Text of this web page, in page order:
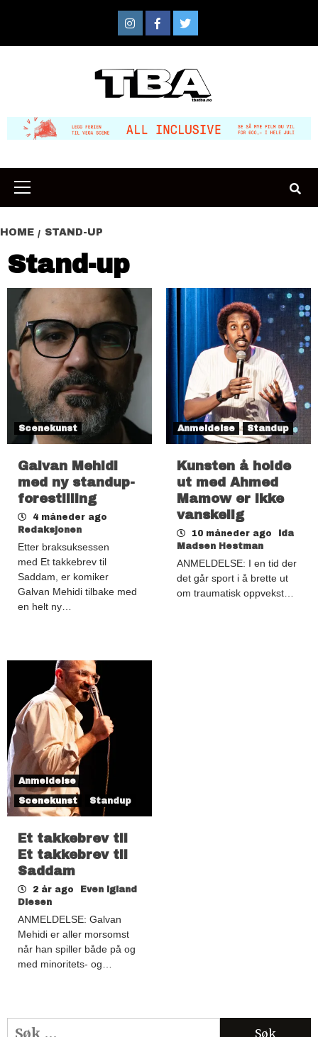
content
InstagramFacebook
Twitter
Primary
Menu
HOME STAND-UP
Stand-up
Scenekunst
Galvan Mehidi
med ny standup-
forestilling
4 måneder ago
Redaksjonen
Etter braksuksessen
med Et takkebrev til
Saddam, er komiker
Galvan Mehidi tilbake med
en helt ny…
Anmeldelse Standup
Kunsten å holde
ut med Ahmed
Mamow er ikke
vanskelig
10 måneder ago
Ida
Madsen Hestman
ANMELDELSE: I en tid der
det går sport i å brette ut
om traumatisk oppvekst…
Anmeldelse
Scenekunst
Standup
Et takkebrev til
Et takkebrev til
Saddam
2 år ago
Even Igland
Diesen
ANMELDELSE: Galvan
Mehidi er aller morsomst
når han spiller både på og
med minoritets- og…
Søk